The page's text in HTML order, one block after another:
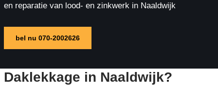
en reparatie van lood- en zinkwerk in Naaldwijk
bel nu 070-2002626
Daklekkage in Naaldwijk?